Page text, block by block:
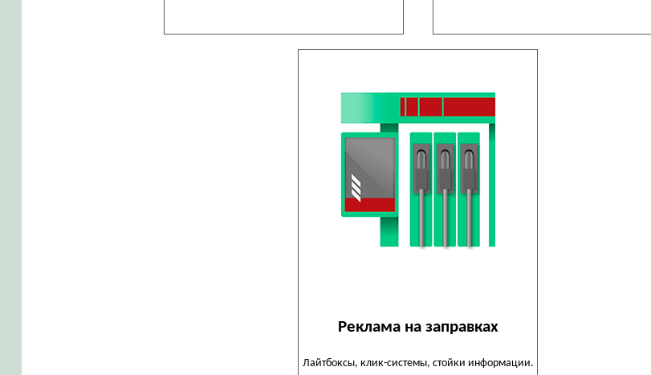
Реклама на заправках
Лайтбоксы, клик-системы, стойки информации.